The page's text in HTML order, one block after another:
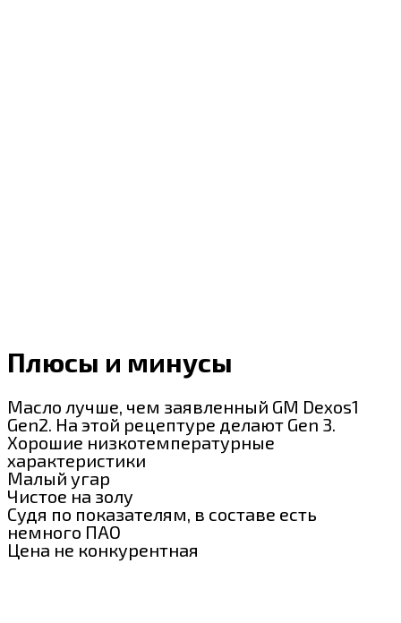
Плюсы и минусы
Масло лучше, чем заявленный GM Dexos1
Gen2. На этой рецептуре делают Gen 3.
Хорошие низкотемпературные
характеристики
Малый угар
Чистое на золу
Судя по показателям, в составе есть
немного ПАО
Цена не конкурентная